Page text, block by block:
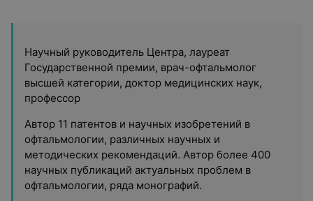
Научный руководитель Центра, лауреат
Государственной премии, врач-офтальмолог
высшей категории, доктор медицинских наук,
профессор
Автор 11 патентов и научных изобретений в
офтальмологии, различных научных и
методических рекомендаций. Автор более 400
научных публикаций актуальных проблем в
офтальмологии, ряда монографий.